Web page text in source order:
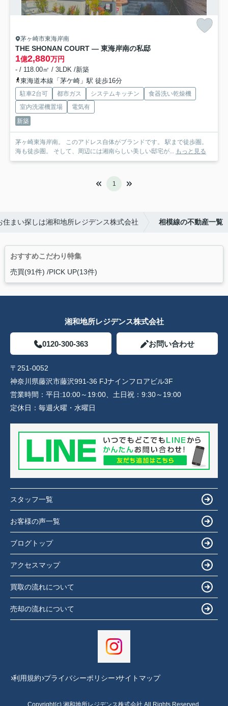
茅ヶ崎市東海岸南
THE SHONAN COURT — 東海岸南の私邸
1億2,880万円
- / 118.00㎡ / 3LDK /新築
東海道本線「茅ケ崎」駅 徒歩16分
駐車2台可 都市ガス システムキッチン
食器洗い乾燥機
室内洗濯機置場
電気有
新築
茅ヶ崎東海岸南。 このアドレス自体がブランドです。 駅まで徒歩圏。
海も徒歩圏。 そして、周辺には湘南らしい美しい邸宅が... もっと見る
1
まい探しは湘和地所レジデンス株式会社 相模線の不動産一覧
おすすめこだわり特集
売買(91件) PICK UP(13件)
湘和地所レジデンス株式会社
0120-300-363 お問い合わせ
〒251-0052
神奈川県藤沢市藤沢991-36 FJナインフロアビル3F
営業時間： 平日:10:00～19:00、土日祝：9:30～19:00
定休日： 毎週火曜・水曜日
スタッフ一覧
お客様の声一覧
ブログトップ
アクセスマップ
買取の流れについて
売却の流れについて
利用規約 プライバシーポリシー サイトマップ